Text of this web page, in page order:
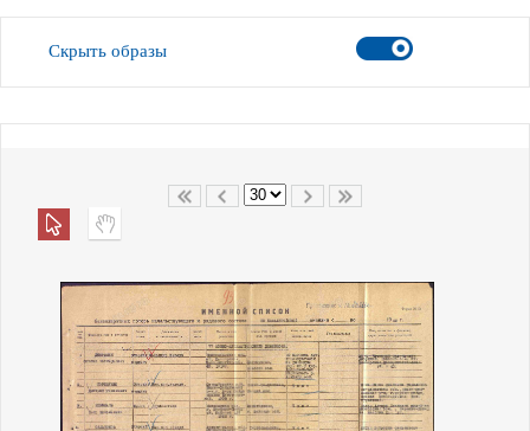
Скрыть образы